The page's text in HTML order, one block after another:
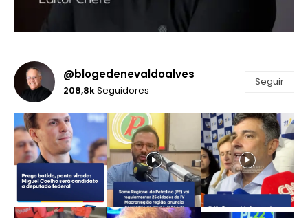
@blogedenevaldoalves
208,8kSeguidores
Seguir